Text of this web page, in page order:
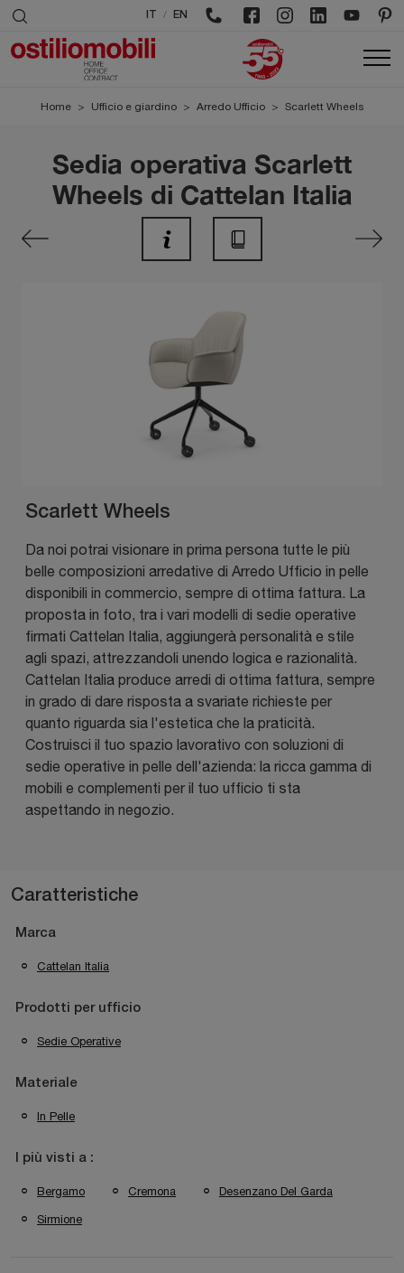
/ EN
Home > Ufficio e giardino > Arredo Ufficio > Scarlett Wheels
Sedia operativa Scarlett
Wheels di Cattelan Italia
Scarlett Wheels
Da noi potrai visionare in prima persona tutte le più
belle composizioni arredative di Arredo Ufficio in pelle
disponibili in commercio, sempre di ottima fattura. La
proposta in foto, tra i vari modelli di sedie operative
firmati Cattelan Italia, aggiungerà personalità e stile
agli spazi, attrezzandoli unendo logica e razionalità.
Cattelan Italia produce arredi di ottima fattura, sempre
in grado di dare risposta a svariate richieste per
quanto riguarda sia l'estetica che la praticità.
Costruisci il tuo spazio lavorativo con soluzioni di
sedie operative in pelle dell'azienda: la ricca gamma di
mobili e complementi per il tuo ufficio ti sta
aspettando in negozio.
Caratteristiche
Marca
Cattelan Italia
Prodotti per ufficio
Sedie Operative
Materiale
In Pelle
I più visti a :
Bergamo Cremona Desenzano Del Garda
Sirmione